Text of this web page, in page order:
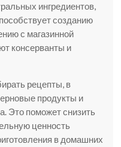
ингредиентов,
созданию
с магазинной
консерванты и
рецепты, в
продукты и
Это поможет снизить
ценность
в домашних